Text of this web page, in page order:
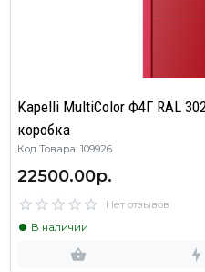
Kapelli MultiColor Ф4Г RAL
коробка
Код Товара: 109926
22500.00р.
Нет отзывов
В наличии